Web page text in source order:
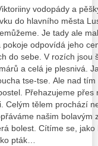
vodopády a
do hlavního města
Je tady ale
odpovídá jeho
do sebe. V rozích jsou
a celá je plesnivá.
tse-tse. Ale nad tím
Přehazujeme
Celým tělem prochází
našim bolavým
bolest. Cítíme se,
pták…